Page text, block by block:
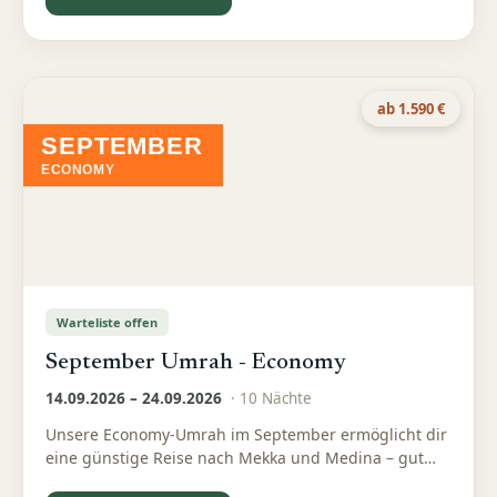
SEPTEMBER
ECONOMY
ab 1.590 €
Warteliste offen
September Umrah - Economy
14.09.2026 – 24.09.2026 · 10 Nächte
Unsere Economy-Umrah im September ermöglicht dir
eine günstige Reise nach Mekka und Medina – gut